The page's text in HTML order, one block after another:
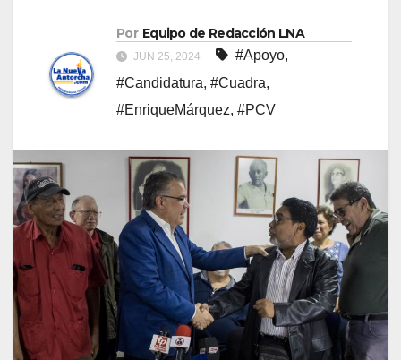
Por Equipo de Redacción LNA
JUN 25, 2024 #Apoyo,
#Candidatura, #Cuadra,
#EnriqueMárquez, #PCV